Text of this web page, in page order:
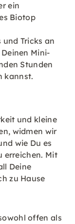
ein
Biotop
Tricks an
Mini-
Stunden
kannst.
und kleine
widmen wir
wie Du es
erreichen. Mit
Deine
zu Hause
offen als